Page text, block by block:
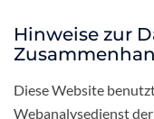
Hinweise zur
Diese Website
Webanalysedienst